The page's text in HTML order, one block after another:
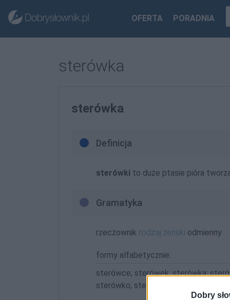
Dobry
OFERTA PORADNIA
sterówka
sterówka
Definicja
sterówki to duże ptasie pióra
Gramatyka
rzeczownik rodzaj żeński odmienny
formy alfabetycznie:
sterówce; sterówek; sterówka;
sterówko; sterówkom